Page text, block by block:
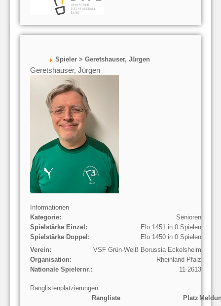
Spieler > Geretshauser, Jürgen
Geretshauser, Jürgen
Informationen
Kategorie:
Senioren
Spielstärke Einzel:
Elo 1451 in 0 Spielen
Spielstärke Doppel:
Elo 1450 in 0 Spielen
Verein:
VSF Grün-Weiß Borussia Eckelsheim
Organisation:
Rheinland-Pfalz
Nationale Spielernr.:
11-2613
Ranglistenplatzierungen
Rangliste
Platz